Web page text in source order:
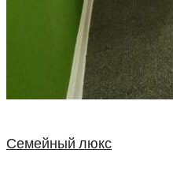
Семейный люкс